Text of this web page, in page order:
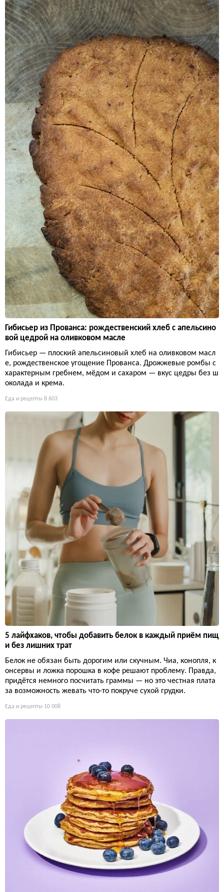
Гибисьер из Прованса: рождественский хлеб с апельсино
вой цедрой на оливковом масле
Гибисьер — плоский апельсиновый хлеб на оливковом масл
е, рождественское угощение Прованса. Дрожжевые ромбы с
характерным гребнем, мёдом и сахаром — вкус цедры без ш
околада и крема.
Еда и рецепты 8 603
5 лайфхаков, чтобы добавить белок в каждый приём пищ
и без лишних трат
Белок не обязан быть дорогим или скучным. Чиа, конопля, к
онсервы и ложка порошка в кофе решают проблему. Правда,
придётся немного посчитать граммы — но это честная плата
за возможность жевать что-то покруче сухой грудки.
Еда и рецепты 10 008